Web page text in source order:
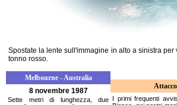
Spostate la lente sull'immagine in alto a sinistra
tonno rosso.
Melbourne - Australia
8 novembre 1987
Sette metri di lunghezza, due
I primi frequenti